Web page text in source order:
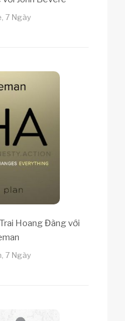
7 Ngày
Hoang Đàng với
7 Ngày